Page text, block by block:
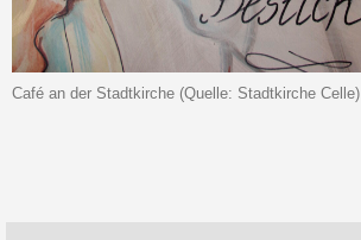
Café an der Stadtkirche (Quelle: Stadtkirche Celle)